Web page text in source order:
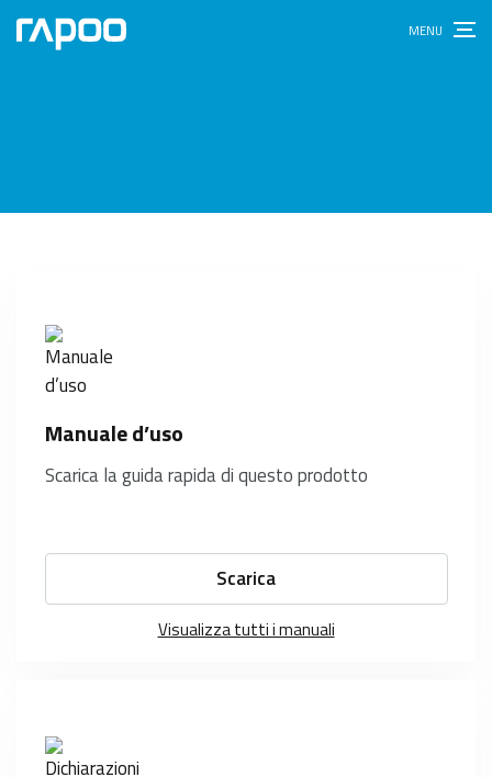
Manuale d’uso
Scarica la guida rapida di questo prodotto
Scarica
Visualizza tutti i manuali